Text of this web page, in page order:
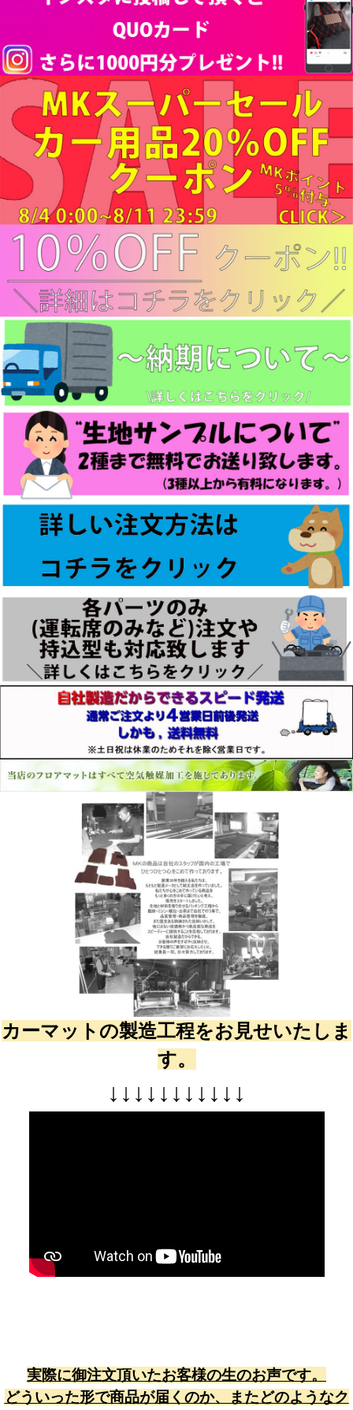
カーマットの製造工程をお見せいたしま
す。
↓ ↓ ↓ ↓ ↓ ↓ ↓ ↓ ↓ ↓ ↓
実際に御注文頂いたお客様の生のお声です。
どういった形で商品が届くのか、またどのようなク